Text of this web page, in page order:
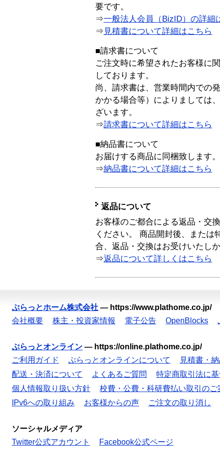
要です。
⇒一般法人会員（BizID）の詳細
⇒ 見積書について詳細はこちら
■請求書について
ご注文時に希望されたお客様に
しております。
尚、請求書は、営業時間内での
かかる場合等）によりましては
ざいます。
⇒請求書について詳細はこちら
■納品書について
お届けする商品に同梱致します。
⇒納品書について詳細はこちら
返品について
お客様のご都合による返品・交
ください。 商品開封後、または
合、返品・交換はお受けいたし
⇒返品について詳しくはこちら
ぷらっとホーム株式会社 — https://www.plathome.co.jp/
会社概要
株主・投資家情報 電子公告 OpenBlocks
ぷらっとオンライン — https://online.plathome.co.jp/
ご利用ガイド
ぷらっとオンラインについて
見積書・
配送・決済について
よくあるご質問
特定商取引法に
個人情報取り扱い方針
校費・公費・科研費払い取引のご
IPv6への取り組み
お客様からの声 ご注文の取り消し
ソーシャルメディア
Twitter公式アカウント
Facebook公式ページ